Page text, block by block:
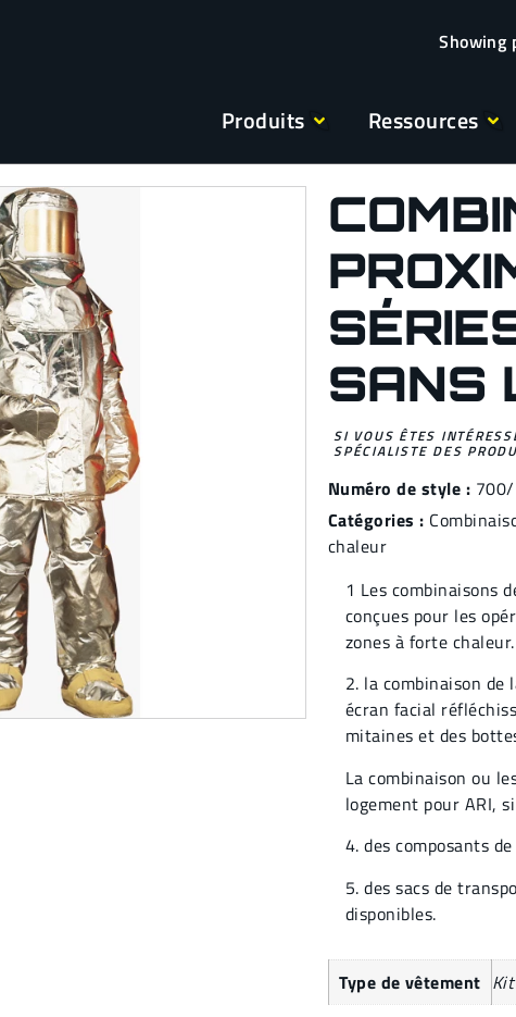
Produits Ressources
SANS
SI VOUS ÊTES
SPÉCIALISTE DES
Numéro de style :
Catégories :
chaleur
1 Les combinaisons
conçues pour les
zones à forte chaleur.
2. la combinaison de
écran facial
mitaines et des
La combinaison ou
logement pour ARI,
4. des composants
5. des sacs de
disponibles.
Type de vêtement